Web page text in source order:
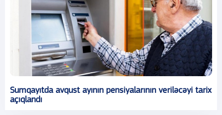
Sumqayıtda avqust ayının pensiyalarının veriləcəyi tarix
açıqlandı